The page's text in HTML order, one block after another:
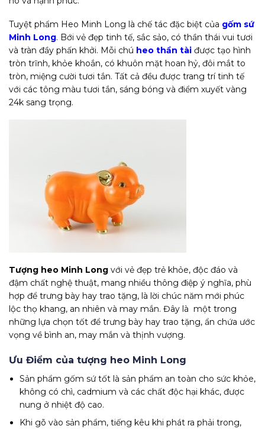
Tuyệt phẩm Heo Minh Long là chế tác đặc biệt của gốm sứ
Minh Long. Bới vẻ đẹp tinh tế, sắc sảo, có thần thái vui tươi
và tràn đầy phấn khởi. Mỗi chú heo thần tài được tạo hình
tròn trĩnh, khỏe khoắn, có khuôn mặt hoan hỷ, đôi mắt to
tròn, miệng cười tươi tắn. Tất cả đều được trang trí tinh tế
với các tông màu tươi tắn, sáng bóng và điểm xuyết vàng
24k sang trọng.
Tượng heo Minh Long với vẻ đẹp trẻ khỏe, độc đáo và
đậm chất nghệ thuật, mang nhiều thông điệp ý nghĩa, phù
hợp để trưng bày hay trao tặng, là lời chúc năm mới phúc
lộc thọ khang, an nhiên và may mắn. Đây là một trong
những lựa chọn tốt để trưng bày hay trao tặng, ẩn chứa ước
vọng về bình an, may mắn và thịnh vượng.
Ưu Điểm của tượng heo Minh Long
Sản phẩm gốm sứ tốt là sản phẩm an toàn cho sức khỏe,
không có chì, cadmium và các chất độc hại khác, được
nung ở nhiệt độ cao.
Khi gõ vào sản phẩm, tiếng kêu khi phát ra phải trong,